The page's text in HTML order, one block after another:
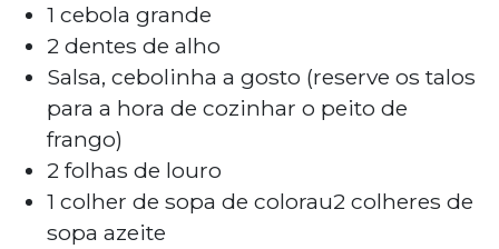
1 cebola grande
2 dentes de alho
Salsa, cebolinha a gosto (reserve os talos
para a hora de cozinhar o peito de
frango)
2 folhas de louro
1 colher de sopa de colorau2 colheres de
sopa azeite